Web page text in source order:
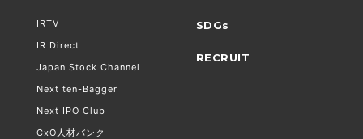
IRTV
IR Direct
Japan Stock Channel
Next ten-Bagger
Next IPO Club
CxO人材バンク
SDGs
RECRUIT